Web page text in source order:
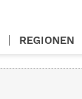
REGIONEN